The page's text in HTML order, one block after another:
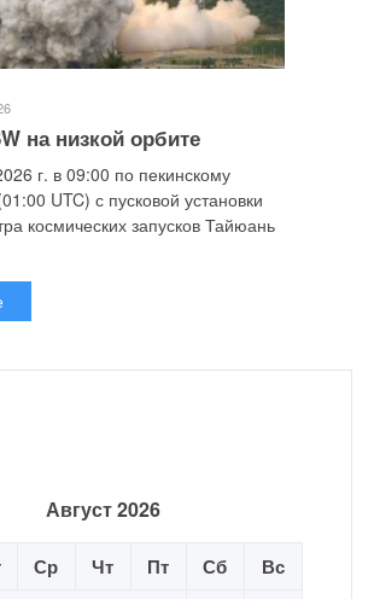
на низкой орбите
г. в 09:00 по пекинскому
UTC) с пусковой установки
космических запусков Тайюань
Август 2026
Ср Чт Пт Сб Вс